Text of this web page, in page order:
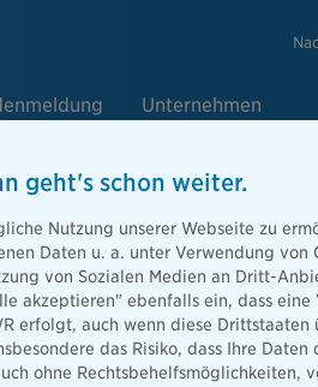
Unternehmen
Berater
geht's schon weiter.
Nutzung unserer Webseite zu
Daten u. a. unter Verwendung
von Sozialen Medien an Dritt-
akzeptieren" ebenfalls ein, dass
erfolgt, auch wenn diese Drittstaaten
das Risiko, dass Ihre
ohne Rechtsbehelfsmöglichkeiten,